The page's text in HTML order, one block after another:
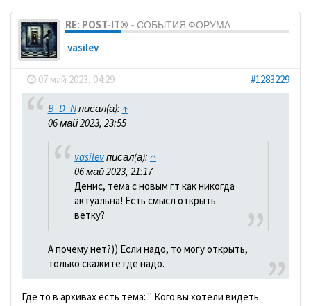
RE: POST-IT® - СОБЫТИЯ ФОРУМА
vasilev
- 07 май 2023, 04:29 #1283229
B_D_Nписал(а): ↑
06 май 2023, 23:55
vasilevписал(а): ↑
06 май 2023, 21:17
Денис, тема с новым гт как никогда
актуальна! Есть смысл открыть
ветку?
А почему нет?)) Если надо, то могу открыть,
только скажите где надо.
Где то в архивах есть тема: " Кого вы хотели видеть